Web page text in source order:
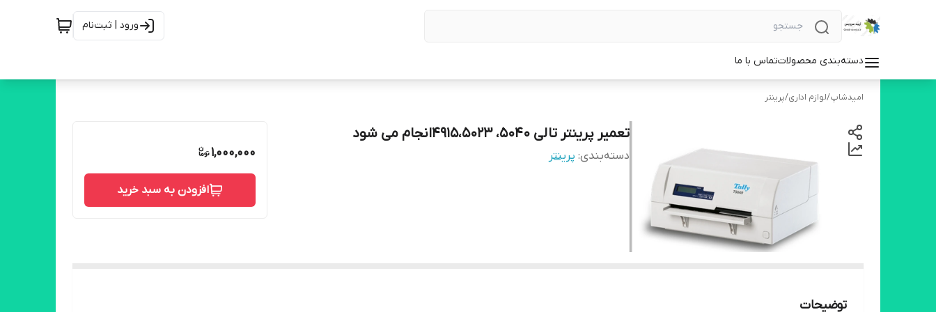
ورود | ثبت‌نام
دسته‌بندی محصولاتتماس با ما
امیدشاپ/لوازم اداری/پرینتر
تعمیر پرینتر تالی 5040، 4915،5023انجام می شود
دسته‌بندی: پرینتر 1,000,000
افزودن به سبد خرید
توضیحات